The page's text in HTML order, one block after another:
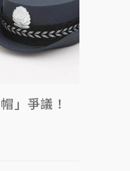
」爭議！